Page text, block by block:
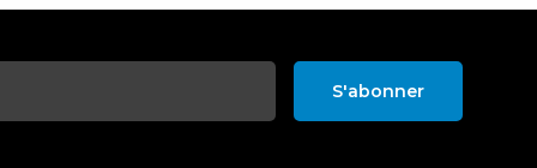
S'abonner